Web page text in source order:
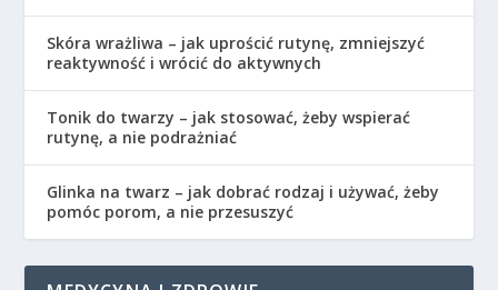
Skóra wrażliwa – jak uprościć rutynę, zmniejszyć
reaktywność i wrócić do aktywnych
Tonik do twarzy – jak stosować, żeby wspierać
rutynę, a nie podrażniać
Glinka na twarz – jak dobrać rodzaj i używać, żeby
pomóc porom, a nie przesuszyć